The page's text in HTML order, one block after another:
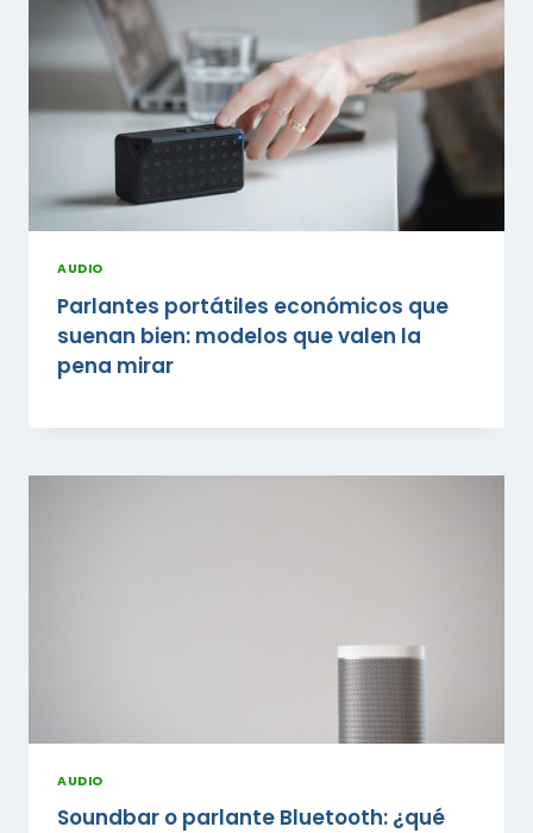
AUDIO
Parlantes portátiles económicos que
suenan bien: modelos que valen la
pena mirar
AUDIO
Soundbar o parlante Bluetooth: ¿qué